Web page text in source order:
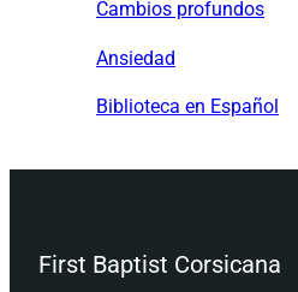
Cambios profundos
Ansiedad
Biblioteca en Español
First Baptist Corsicana